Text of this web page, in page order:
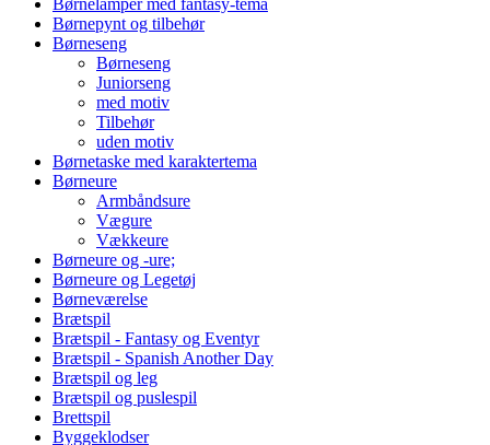
Børnepynt og tilbehør
Børneseng
Børneseng
Juniorseng
med motiv
Tilbehør
uden motiv
Børnetaske med karaktertema
Børneure
Armbåndsure
Vægure
Vækkeure
Børneure og -ure;
Børneure og Legetøj
Børneværelse
Brætspil
Brætspil - Fantasy og Eventyr
Brætspil - Spanish Another Day
Brætspil og leg
Brætspil og puslespil
Brettspil
Byggeklodser